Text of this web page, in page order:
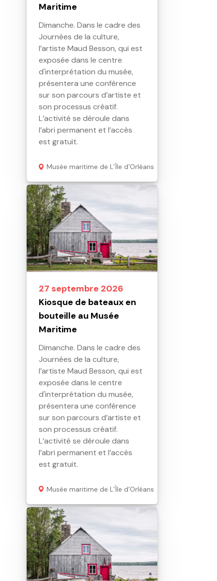
Maritime
Dimanche. Dans le cadre des
Journées de la culture,
l’artiste Maud Besson, qui est
exposée dans le centre
d'interprétation du musée,
présentera une conférence
sur son parcours d’artiste et
son processus créatif.
L’activité se déroule dans
l’abri permanent et l’accès
est gratuit.
Musée maritime de L’Île d’Orléans
27 septembre 2026
Kiosque de bateaux en
bouteille au Musée
Maritime
Dimanche. Dans le cadre des
Journées de la culture,
l’artiste Maud Besson, qui est
exposée dans le centre
d'interprétation du musée,
présentera une conférence
sur son parcours d’artiste et
son processus créatif.
L’activité se déroule dans
l’abri permanent et l’accès
est gratuit.
Musée maritime de L’Île d’Orléans